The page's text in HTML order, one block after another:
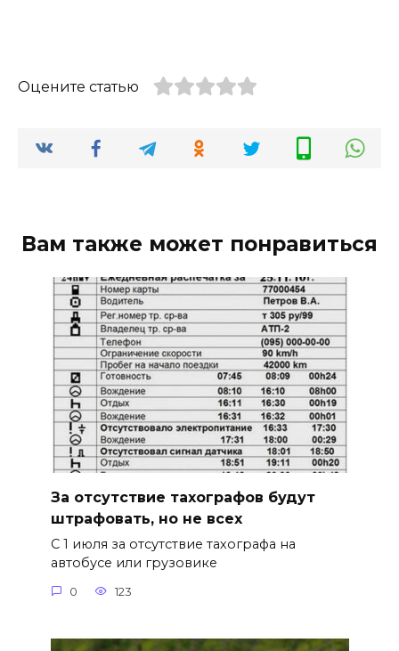
Оцените статью
Вам также может понравиться
За отсутствие тахографов будут
штрафовать, но не всех
С 1 июля за отсутствие тахографа на
автобусе или грузовике
0 123